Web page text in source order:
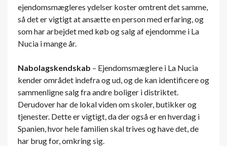
ejendomsmægleres ydelser koster omtrent det samme,
så det er vigtigt at ansætte en person med erfaring, og
som har arbejdet med køb og salg af ejendomme i La
Nucia i mange år.
Nabolagskendskab – Ejendomsmæglere i La Nucia
kender området indefra og ud, og de kan identificere og
sammenligne salg fra andre boliger i distriktet.
Derudover har de lokal viden om skoler, butikker og
tjenester. Dette er vigtigt, da der også er en hverdag i
Spanien, hvor hele familien skal trives og have det, de
har brug for, omkring sig.